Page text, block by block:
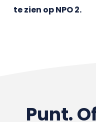
te zien op NPO 2.
Punt.